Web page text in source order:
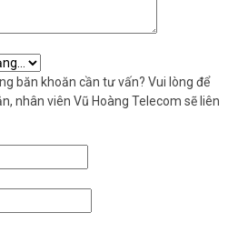
băn khoăn cần tư vấn? Vui lòng để
nhân viên Vũ Hoàng Telecom sẽ liên